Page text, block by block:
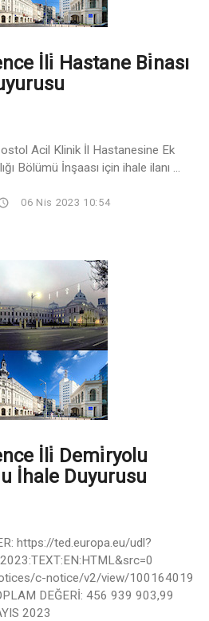
İli̇ Hastane Bi̇nası
Acil Klinik İl Hastanesine Ek
Bölümü İnşaası için ihale ilanı ...
06 Nis 2023 10:54
İli̇ Demi̇ryolu
İhale Duyurusu
https://ted.europa.eu/udl?
c-notice/v2/view/100164019
DEĞERİ: 456 939 903,99
2023